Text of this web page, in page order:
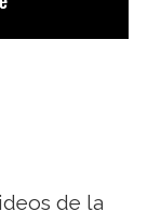
de la